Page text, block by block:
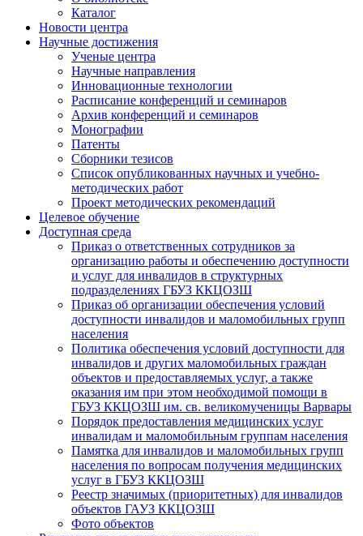
Каталог
Новости центра
Научные достижения
Ученые центра
Научные направления
Инновационные технологии
Расписание конференций и семинаров
Архив конференций и семинаров
Монографии
Патенты
Сборники тезисов
Список опубликованных научных и учебно-
методических работ
Проект методических рекомендаций
Целевое обучение
Доступная среда
Приказ о ответственных сотрудников за
организацию работы и обеспечению доступности
и услуг для инвалидов в структурных
подразделениях ГБУЗ ККЦОЗШ
Приказ об организации обеспечения условий
доступности инвалидов и маломобильных групп
населения
Политика обеспечения условий доступности для
инвалидов и других маломобильных граждан
объектов и предоставляемых услуг, а также
оказания им при этом необходимой помощи в
ГБУЗ ККЦОЗШ им. св. великомученицы Варвары
Порядок предоставления медицинских услуг
инвалидам и маломобильным группам населения
Памятка для инвалидов и маломобильных групп
населения по вопросам получения медицинских
услуг в ГБУЗ ККЦОЗШ
Реестр значимых (приоритетных) для инвалидов
объектов ГАУЗ ККЦОЗШ
Фото объектов